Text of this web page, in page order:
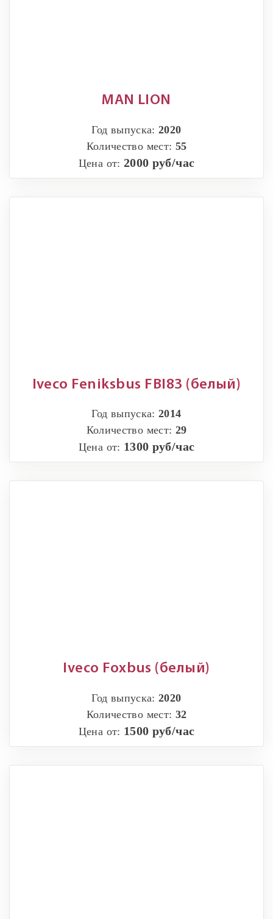
MAN LION
Год выпуска:2020
Количество мест: 55
Цена от: 2000 руб/час
Iveco Feniksbus FBI83 (белый)
Год выпуска:2014
Количество мест: 29
Цена от: 1300 руб/час
Iveco Foxbus (белый)
Год выпуска:2020
Количество мест: 32
Цена от: 1500 руб/час